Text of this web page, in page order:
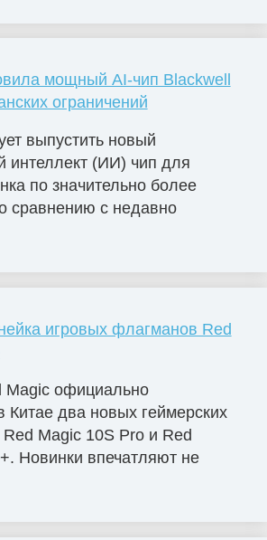
мощный AI-чип Blackwell
ограничений
выпустить новый
интеллект (ИИ) чип для
по значительно более
сравнению с недавно
игровых флагманов Red
Magic официально
Китае два новых геймерских
Magic 10S Pro и Red
Новинки впечатляют не